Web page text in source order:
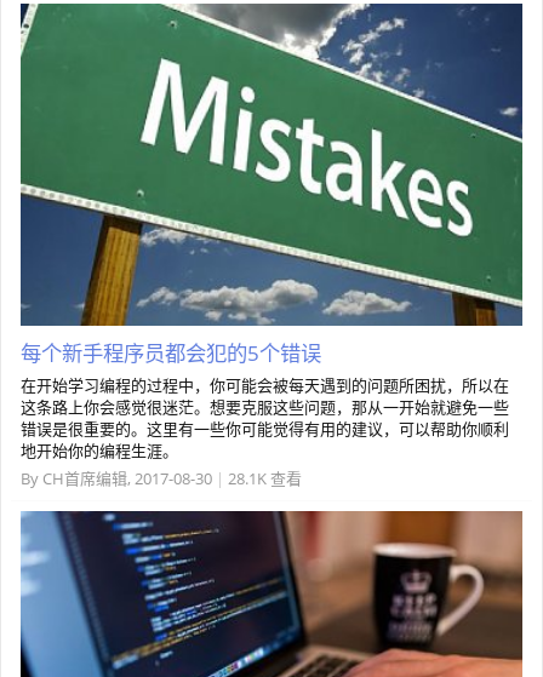
每个新手程序员都会犯的5个错误
在开始学习编程的过程中，你可能会被每天遇到的问题所困扰，所以在
这条路上你会感觉很迷茫。想要克服这些问题，那从一开始就避免一些
错误是很重要的。这里有一些你可能觉得有用的建议，可以帮助你顺利
地开始你的编程生涯。
By CH首席编辑, 2017-08-30 | 28.1K 查看